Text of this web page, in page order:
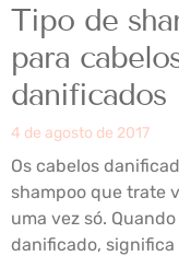
Tipo de
para
danificados
4 de agosto de 2017
Os cabelos
shampoo que trate
uma vez só.
danificado, significa